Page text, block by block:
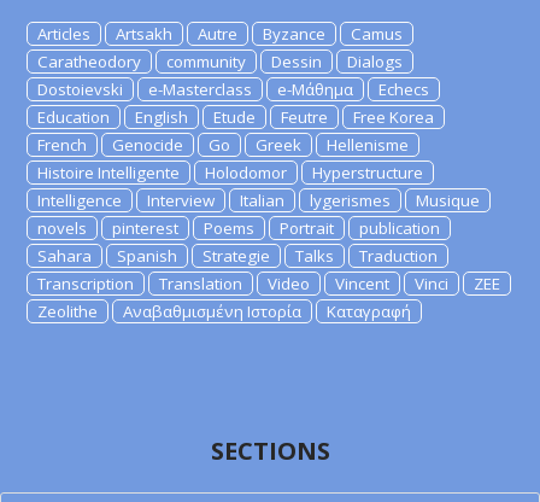
Articles Artsakh Autre Byzance
Camus
Caratheodory
community Dessin
Dialogs
Dostoievski
e-Masterclass e-Μάθημα
Echecs
Education
English Etude Feutre
Free Korea
French
Genocide Go Greek
Hellenisme
Histoire Intelligente
Holodomor
Hyperstructure
Intelligence
Interview Italian lygerismes
Musique
novels
pinterest Poems Portrait
publication
Sahara
Spanish Strategie Talks
Traduction
Transcription
Translation Video Vincent Vinci
ZEE
Zeolithe
Αναβαθμισμένη Ιστορία Καταγραφή
SECTIONS